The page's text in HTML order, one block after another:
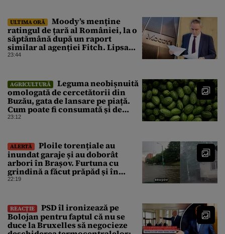
ULTIMA ORĂ
Moody’s menține
ratingul de țară al României, la o
săptămână după un raport
similar al agenției Fitch. Lipsa
unui guvern cu puteri depline,
23:44
AGRICULTURĂ
Leguma neobișnuită
omologată de cercetătorii din
Buzău, gata de lansare pe piață.
Cum poate fi consumată și de
unde provine soiul
23:12
ALERTĂ
Ploile torențiale au
inundat garaje și au doborât
arbori în Brașov. Furtuna cu
grindină a făcut prăpăd și în
Bihor
22:19
REACȚIE
PSD îl ironizează pe
Bolojan pentru faptul că nu se
duce la Bruxelles să negocieze